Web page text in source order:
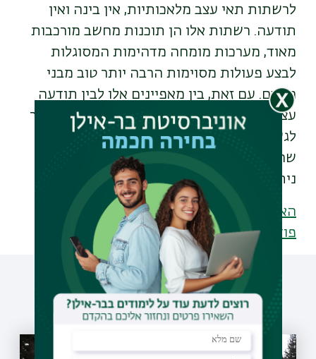
לרשתות תאי עצב מלאכותיות, אין בינה ואין
תודעה. רשתות אלו הן תוכנות מחשב מורכבות
מאוד, מערכות מומחה מדהימות המסוגלות
לבצע פעולות מסוימות הרבה יותר טוב מבני
האדם. עם זאת, בין מאפיינים אלו לבין תודעה
עצמית, פעורה תהום שבשלב זה לא נראית דרך
לגשר עליה. הגבול שבין האדם לבין המחשב
שריר וקיים, וככל שאני יכול להעריך כיום, לא
ניתן יהיה לחצות אותו עוד שנים רבות.
האזנה לפלייליסט מסתורי המוח, בר-דעת
פודקאסטים היכנסו
עוד כתבות שיעניינו אותך